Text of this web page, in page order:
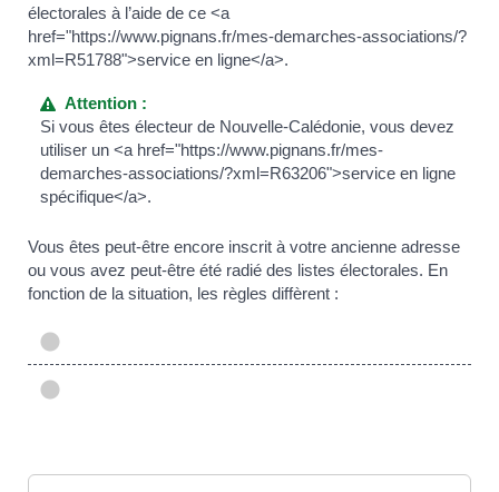
électorales à l’aide de ce <a
href="https://www.pignans.fr/mes-demarches-associations/?
xml=R51788">service en ligne</a>.
Attention :
Si vous êtes électeur de Nouvelle-Calédonie, vous devez
utiliser un <a href="https://www.pignans.fr/mes-
demarches-associations/?xml=R63206">service en ligne
spécifique</a>.
Vous êtes peut-être encore inscrit à votre ancienne adresse
ou vous avez peut-être été radié des listes électorales. En
fonction de la situation, les règles diffèrent :